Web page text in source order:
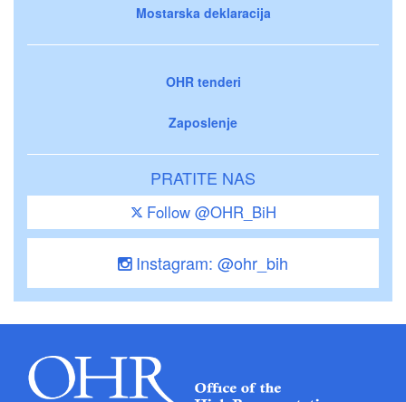
Mostarska deklaracija
OHR tenderi
Zaposlenje
PRATITE NAS
Follow @OHR_BiH
Instagram: @ohr_bih